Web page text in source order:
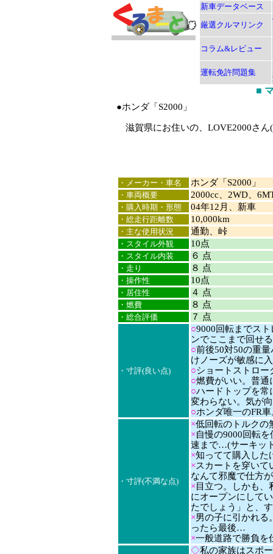
新車データベース
厳選クルマリンク
コラム&レビュー
運転免許問題集
■
●ホンダ「S2000」
滋賀県にお住いの、LOVE2000さん
・メーカー・車名 ホンダ「S2000」
・車両概要 2000cc、2WD、
・購入時期・形態 04年12月、新車
・総走行距離数 10,000km
・主な使用状況 通勤、峠
・スタイル外観 10点
・スタイル内装 ６ 点
・走り ８ 点
・操作性 10点
・居住性 ４ 点
・燃費 ８ 点
・総合評価 ７ 点
・寸評(良い点)
○9000回転までス
ンでここまで回せ
○前後50対50の重
けノーズが敏感に
○ショートストロー
○燃費がいい。普
○ハードトップを常
変わらない。気が
○ホンダ唯一のFR
・寸評(不満な点)
×低回転のトルクの
×自慢の9000回転
速まで…(サーキッ
×知ってて購入した
×スカートを穿いて
なんて邪魔で仕方
× 目立つ。しかも
にオープンにして
たでしょう」と、
×男の子に引かれる
ったら最後…
×一般道路で勝負を
◇私の家族はスポ